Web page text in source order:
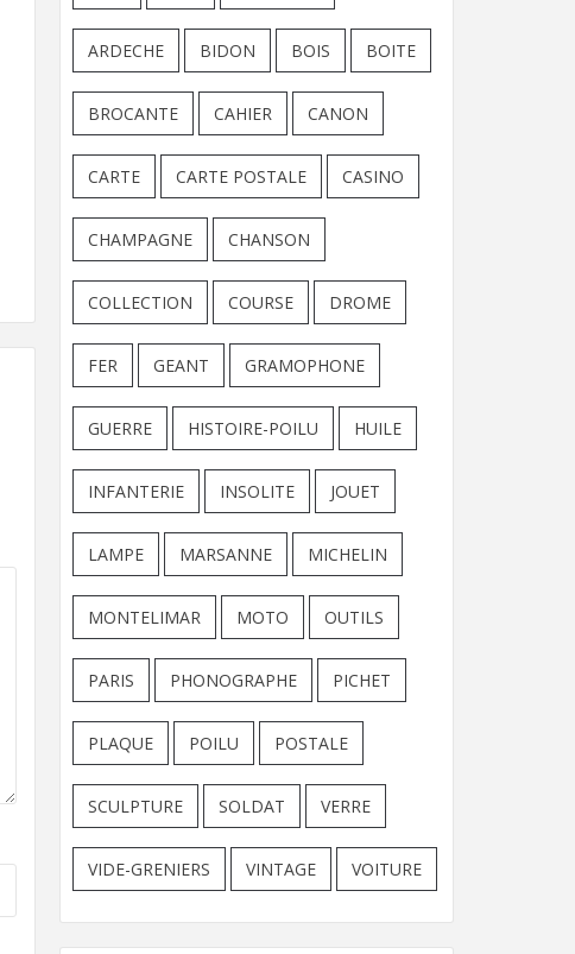
ARDECHE BIDON BOIS BOITE
BROCANTE CAHIER CANON
CARTE CARTE POSTALE CASINO
CHAMPAGNE CHANSON
COLLECTION COURSE DROME
FER GEANT GRAMOPHONE
GUERRE HISTOIRE-POILU HUILE
INFANTERIE INSOLITE JOUET
LAMPE MARSANNE MICHELIN
MONTELIMAR MOTO OUTILS
PARIS PHONOGRAPHE PICHET
PLAQUE POILU POSTALE
SCULPTURE SOLDAT VERRE
VIDE-GRENIERS VINTAGE VOITURE